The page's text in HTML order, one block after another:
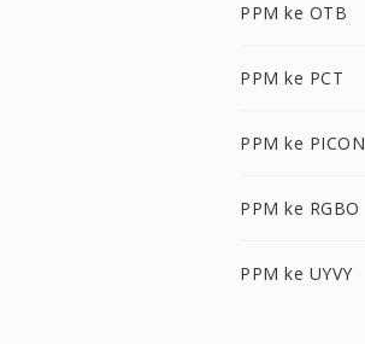
PPM ke OTB
PPM ke PCT
PPM ke PICON
PPM ke RGBO
PPM ke UYVY